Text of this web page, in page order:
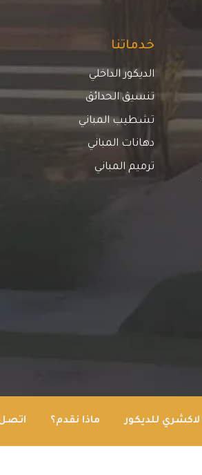
خدماتنا
الديكور الداخلي
تنسيق الحدائق
تشطيب المباني
دهانات المباني
ترميم المباني
لاكشري للديكور ماذا نقدم؟ اتصل